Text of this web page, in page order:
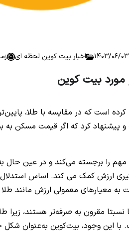
اخبار بیت کوین لحظه ای
مورد بیت کوین
کرده است که در مقایسه با طلا،
و پیشنهاد کرد که اگر قیمت مسکن به
مهم را برجسته می‌کند و در عین حال
گیری ارزش کمک می کند. اساس
به معیارهای معمولی ارزش مانند
نسبتا مقرون به صرفه‌تر هستند،
با این وجود، بیت‌کوین به‌عنوان